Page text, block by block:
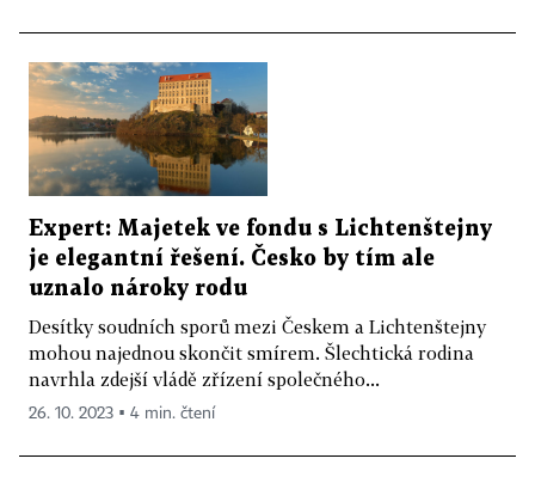
Expert: Majetek ve fondu s Lichtenštejny
je elegantní řešení. Česko by tím ale
uznalo nároky rodu
Desítky soudních sporů mezi Českem a Lichtenštejny
mohou najednou skončit smírem. Šlechtická rodina
navrhla zdejší vládě zřízení společného...
26. 10. 2023 ▪ 4 min. čtení